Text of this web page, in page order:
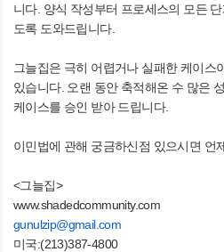
니다. 양식 작성부터 프로세스의 모든
도록 도와드립니다.
그늘집은 극히 어렵거나 실패한 케이스
있습니다. 오랜 동안 축적해온 수 많은
케이스를 승인 받아 드립니다.
이민법에 관해 궁금하신점 있으시면 언
<그늘집>
www.shadedcommunity.com
gunulzip@gmail.com
미국:(213)387-4800